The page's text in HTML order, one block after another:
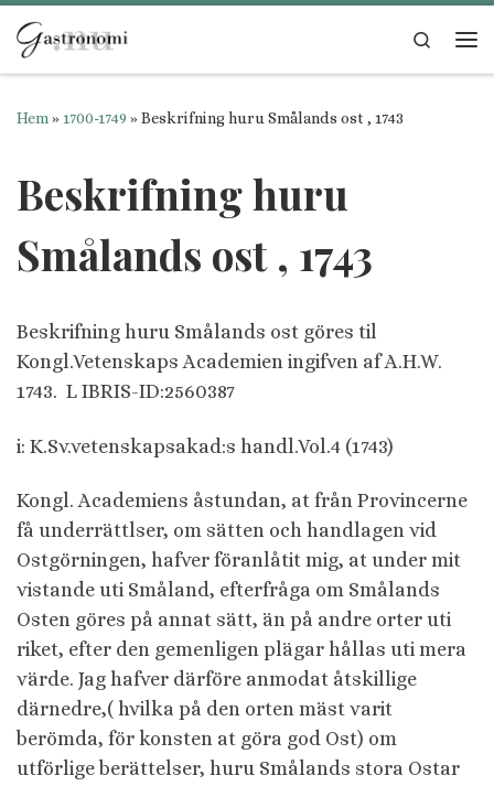
Hoppa till innehåll
Search
Hem »1700-1749 »Beskrifning huru Smålands ost , 1743
Beskrifning huru
Smålands ost , 1743
Beskrifning huru Smålands ost göres til
Kongl.Vetenskaps Academien ingifven af A.H.W.
1743. L IBRIS-ID:2560387
i: K.Sv.vetenskapsakad:s handl.Vol.4 (1743)
Kongl. Academiens åstundan, at från Provincerne
få underrättlser, om sätten och handlagen vid
Ostgörningen, hafver föranlåtit mig, at under mit
vistande uti Småland, efterfråga om Smålands
Osten göres på annat sätt, än på andre orter uti
riket, efter den gemenligen plägar hållas uti mera
värde. Jag hafver därföre anmodat åtskillige
därnedre,( hvilka på den orten mäst varit
berömda, för konsten at göra god Ost) om
utförlige berättelser, huru Smålands stora Ostar